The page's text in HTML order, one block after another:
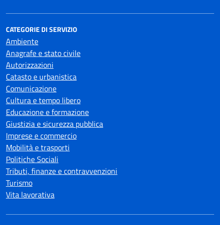
CATEGORIE DI SERVIZIO
Ambiente
Anagrafe e stato civile
Autorizzazioni
Catasto e urbanistica
Comunicazione
Cultura e tempo libero
Educazione e formazione
Giustizia e sicurezza pubblica
Imprese e commercio
Mobilità e trasporti
Politiche Sociali
Tributi, finanze e contravvenzioni
Turismo
Vita lavorativa